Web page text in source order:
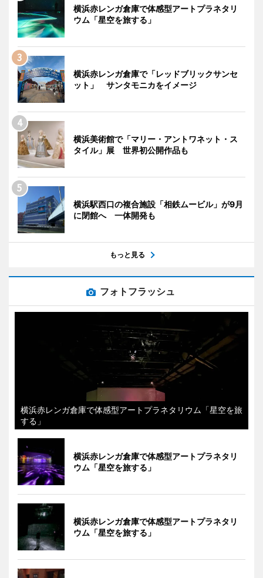
横浜赤レンガ倉庫で体感型アートプラネタリ
ウム「星空を旅する」
横浜赤レンガ倉庫で「レッドブリックサンセ
ット」 サンタモニカをイメージ
横浜美術館で「マリー・アントワネット・ス
タイル」展 世界初公開作品も
横浜駅西口の複合施設「相鉄ムービル」が9月
に閉館へ 一体開発も
もっと見る
フォトフラッシュ
横浜赤レンガ倉庫で体感型アートプラネタリウム「星空を旅
する」
横浜赤レンガ倉庫で体感型アートプラネタリ
ウム「星空を旅する」
横浜赤レンガ倉庫で体感型アートプラネタリ
ウム「星空を旅する」